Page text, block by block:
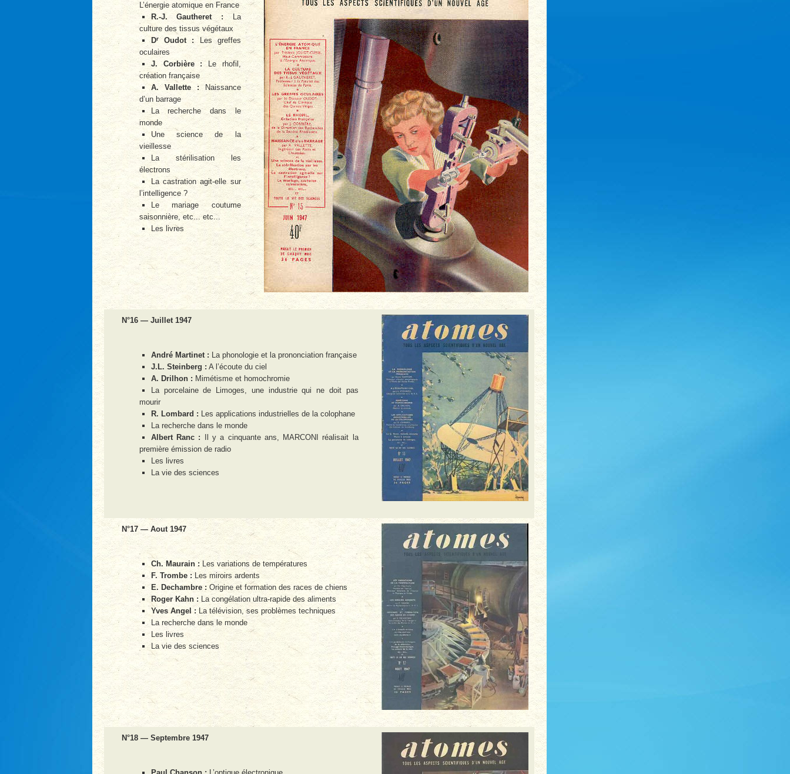
L’énergie atomique en France
R.-J. Gautheret : La
culture des tissus végétaux
DrOudot :Les greffes
oculaires
J. Corbière : Le rhofil,
création française
A. Vallette :Naissance
d’un barrage
La recherche dans le
monde
Une science de la
vieillesse
La stérilisation les
électrons
La castration agit-elle sur
l’intelligence ?
Le mariage coutume
saisonnière, etc... etc...
Les livres
N°16 — Juillet 1947
André Martinet : La phonologie et la prononciation française
J.L. Steinberg : A l’écoute du ciel
A. Drilhon : Mimétisme et homochromie
La porcelaine de Limoges, une industrie qui ne doit pas
mourir
R. Lombard : Les applications industrielles de la colophane
La recherche dans le monde
Albert Ranc : Il y a cinquante ans, MARCONI réalisait la
première émission de radio
Les livres
La vie des sciences
N°17 — Aout 1947
Ch. Maurain : Les variations de températures
F. Trombe :Les miroirs ardents
E. Dechambre :Origine et formation des races de chiens
Roger Kahn :La congélation ultra-rapide des aliments
Yves Angel :La télévision, ses problèmes techniques
La recherche dans le monde
Les livres
La vie des sciences
N°18 — Septembre 1947